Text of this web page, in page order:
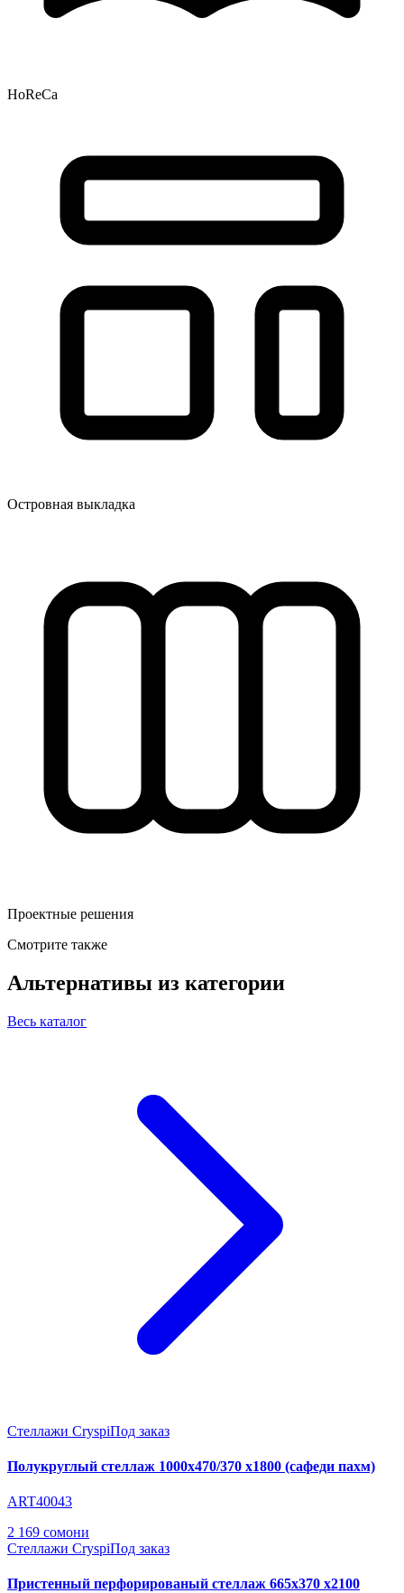
HoReCa
Островная выкладка
Проектные решения
Смотрите также
Альтернативы из категории
Весь каталог
Стеллажи CryspiПод заказ
Полукруглый стеллаж 1000х470/370 х1800 (сафеди пахм)
ART40043
2 169 сомони
Стеллажи CryspiПод заказ
Пристенный перфорированый стеллаж 665х370 х2100